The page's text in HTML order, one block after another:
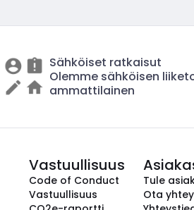
Sähköiset ratkaisut
Olemme sähköisen
ammattilainen
Vastuullisuus
Code of Conduct
Vastuullisuus
Tule
Ota